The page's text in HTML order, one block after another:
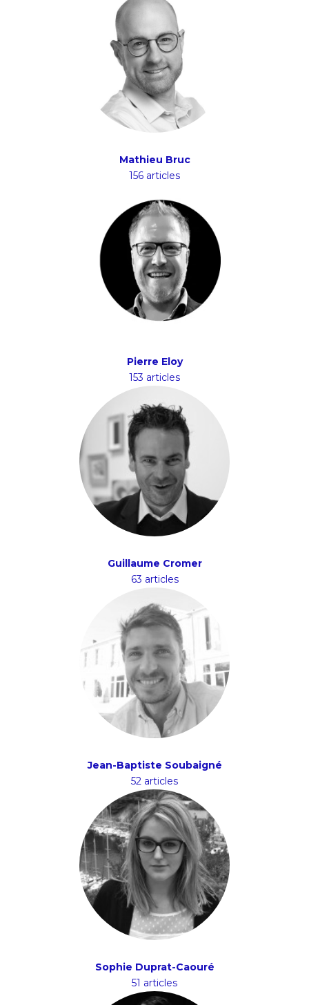
Mathieu Bruc
156 articles
Pierre Eloy
153 articles
Guillaume Cromer
63 articles
Jean-Baptiste Soubaigné
52 articles
Sophie Duprat-Caouré
51 articles